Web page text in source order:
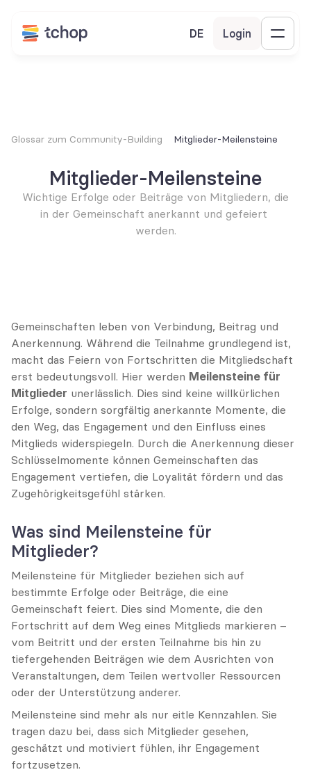
DE Login
Glossar zum Community-Building Mitglieder-Meilensteine
Mitglieder-Meilensteine
Wichtige Erfolge oder Beiträge von Mitgliedern, die
in der Gemeinschaft anerkannt und gefeiert
werden.
Gemeinschaften leben von Verbindung, Beitrag und
Anerkennung. Während die Teilnahme grundlegend ist,
macht das Feiern von Fortschritten die Mitgliedschaft
erst bedeutungsvoll. Hier werden Meilensteine für
Mitglieder unerlässlich. Dies sind keine willkürlichen
Erfolge, sondern sorgfältig anerkannte Momente, die
den Weg, das Engagement und den Einfluss eines
Mitglieds widerspiegeln. Durch die Anerkennung dieser
Schlüsselmomente können Gemeinschaften das
Engagement vertiefen, die Loyalität fördern und das
Zugehörigkeitsgefühl stärken.
Was sind Meilensteine für
Mitglieder?
Meilensteine für Mitglieder beziehen sich auf
bestimmte Erfolge oder Beiträge, die eine
Gemeinschaft feiert. Dies sind Momente, die den
Fortschritt auf dem Weg eines Mitglieds markieren –
vom Beitritt und der ersten Teilnahme bis hin zu
tiefergehenden Beiträgen wie dem Ausrichten von
Veranstaltungen, dem Teilen wertvoller Ressourcen
oder der Unterstützung anderer.
Meilensteine sind mehr als nur eitle Kennzahlen. Sie
tragen dazu bei, dass sich Mitglieder gesehen,
geschätzt und motiviert fühlen, ihr Engagement
fortzusetzen.